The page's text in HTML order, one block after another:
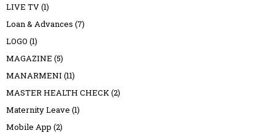
LIVE TV(1)
Loan & Advances (7)
LOGO (1)
MAGAZINE (5)
MANARMENI (11)
MASTER HEALTH CHECK(2)
Maternity Leave (1)
Mobile App (2)